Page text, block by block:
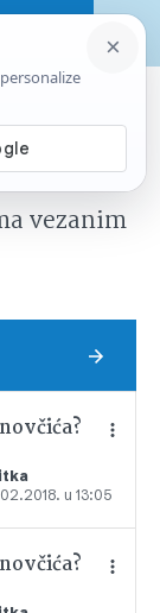
vezanim
u 13:05